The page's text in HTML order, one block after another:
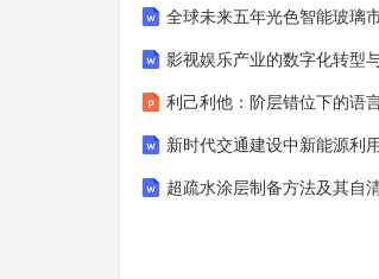
利己利他：阶层错位下的语
新时代交通建设中新能源利